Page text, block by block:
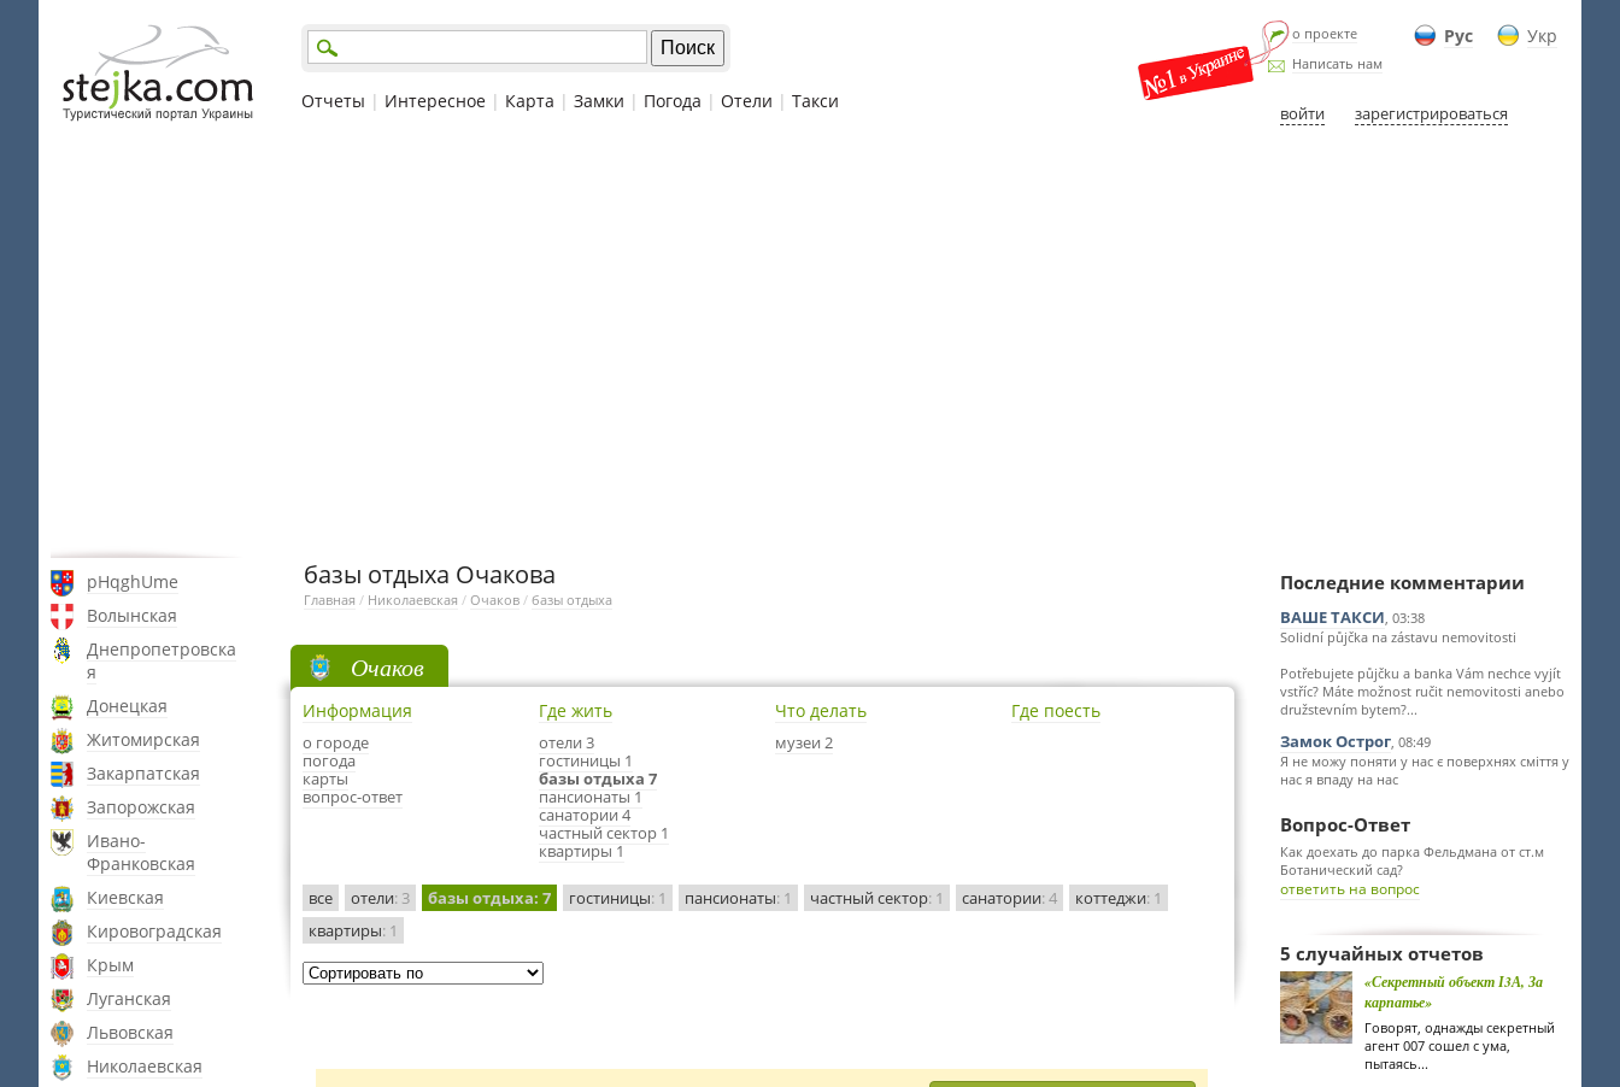
Рус Укр
о проекте
Написать нам
войти зарегистрироваться
Отчеты | Интересное | Карта | Замки | Погода | Отели | Такси
pHqghUme
Волынская
Днепропетровска
я
Донецкая
Житомирская
Закарпатская
Запорожская
Ивано-
Франковская
Киевская
Кировоградская
Крым
Луганская
Львовская
Николаевская
базы отдыха Очакова
Главная / Николаевская / Очаков / базы отдыха
Очаков
Информация
о городе
погода
карты
вопрос-ответ
Где жить
отели 3
гостиницы 1
базы отдыха 7
пансионаты 1
санатории 4
частный сектор 1
квартиры 1
Что делать
музеи 2
Где поесть
все отели: 3 базы отдыха: 7 гостиницы: 1 пансионаты: 1 частный сектор: 1 санатории: 4 коттеджи: 1
квартиры: 1
Последние комментарии
ВАШЕ ТАКСИ, 03:38
Solidní půjčka na zástavu nemovitosti
Potřebujete půjčku a banka Vám nechce vyjít
vstříc? Máte možnost ručit nemovitosti anebo
družstevním bytem?...
Замок Острог, 08:49
Я не можу поняти у нас є поверхнях сміття у
нас я впаду на нас
Вопрос-Ответ
Как доехать до парка Фельдмана от ст.м
Ботанический сад?
ответить на вопрос
5 случайных отчетов
«Секретный объект І3А, За
карпатье»
Говорят, однажды секретный
агент 007 сошел с ума,
пытаясь...